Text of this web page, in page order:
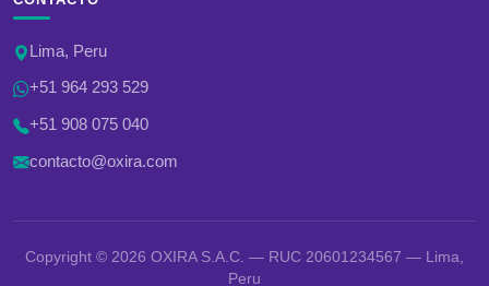
Lima, Peru
+51 964 293 529
+51 908 075 040
contacto@oxira.com
Copyright © 2026 OXIRA S.A.C. — RUC 20601234567 — Lima,
Peru